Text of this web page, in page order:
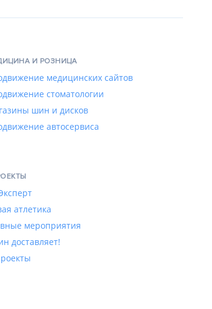
И РОЗНИЦА
медицинских сайтов
стоматологии
шин и дисков
автосервиса
атлетика
мероприятия
доставляет!